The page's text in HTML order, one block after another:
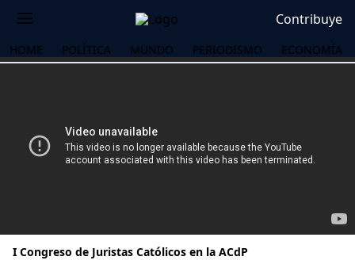
Contribuye
HOME POLÍTICA MUNDO PERIODISMO ECONOMÍA
I Congreso de Juristas Católicos en la ACdP